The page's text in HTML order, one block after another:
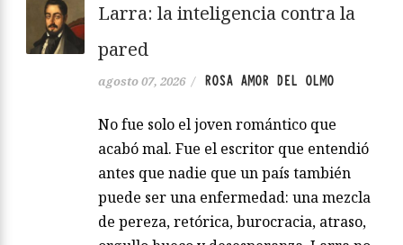
Larra: la inteligencia contra la
pared
agosto 07, 2026 / ROSA AMOR DEL OLMO
No fue solo el joven romántico que
acabó mal. Fue el escritor que entendió
antes que nadie que un país también
puede ser una enfermedad: una mezcla
de pereza, retórica, burocracia, atraso,